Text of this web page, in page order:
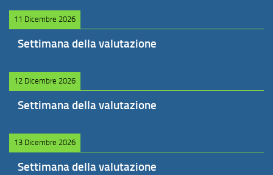
11 Dicembre 2026
Settimana della valutazione
12 Dicembre 2026
Settimana della valutazione
13 Dicembre 2026
Settimana della valutazione